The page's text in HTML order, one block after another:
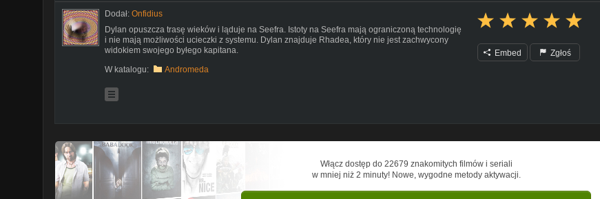
Dodał: Onfidius
Dylan opuszcza trasę wieków i ląduje na Seefra. Istoty na Seefra mają ograniczoną technologię
i nie mają możliwości ucieczki z systemu. Dylan znajduje Rhadea, który nie jest zachwycony
widokiem swojego byłego kapitana.
W katalogu:
Andromeda
Embed Zgłoś
Włącz dostęp do 22679 znakomitych filmów i seriali
w mniej niż 2 minuty! Nowe, wygodne metody aktywacji.